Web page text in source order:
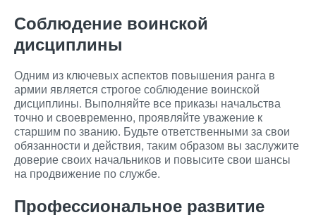
Соблюдение воинской
дисциплины
Одним из ключевых аспектов повышения ранга в
армии является строгое соблюдение воинской
дисциплины. Выполняйте все приказы начальства
точно и своевременно, проявляйте уважение к
старшим по званию. Будьте ответственными за свои
обязанности и действия, таким образом вы заслужите
доверие своих начальников и повысите свои шансы
на продвижение по службе.
Профессиональное развитие